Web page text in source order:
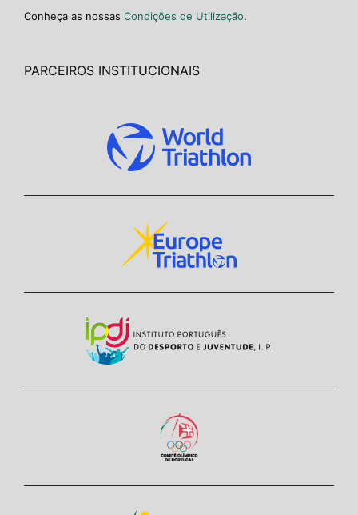
Conheça as nossas Condições de Utilização.
PARCEIROS INSTITUCIONAIS